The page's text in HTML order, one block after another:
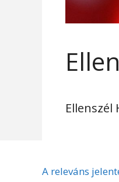
Ellenszél
A releváns